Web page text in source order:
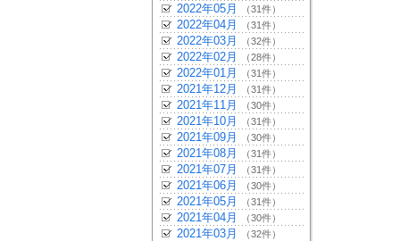
2022年05月 （31件）
2022年04月 （31件）
2022年03月 （32件）
2022年02月 （28件）
2022年01月 （31件）
2021年12月 （31件）
2021年11月 （30件）
2021年10月 （31件）
2021年09月 （30件）
2021年08月 （31件）
2021年07月 （31件）
2021年06月 （30件）
2021年05月 （31件）
2021年04月 （30件）
2021年03月 （32件）